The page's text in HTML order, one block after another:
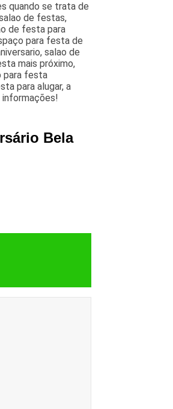
quando se trata de
de festas,
de festa para
para festa de
salao de
mais próximo,
para festa
para alugar, a
informações!
Bela